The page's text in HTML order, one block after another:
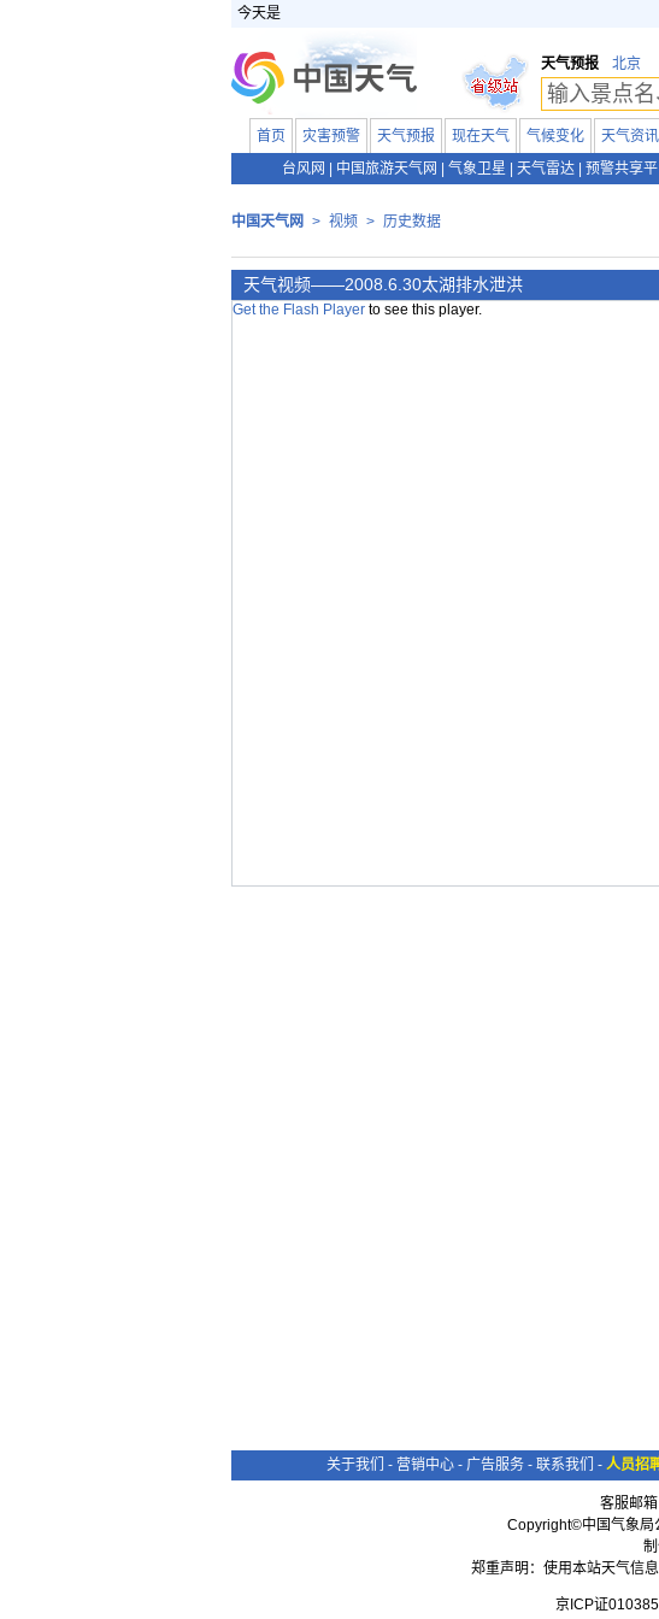
今天是
天气预报 北京
首页 灾害预警 天气预报 现在天气 气候变化 天气资讯
台风网
中国旅游天气网 气象卫星 天气雷达 预警共享
中国天气网 > 视频 > 历史数据
天气视频——2008.6.30太湖排水泄洪
Get the Flash Player to see this player.
关于我们 - 营销中心 - 广告服务 - 联系我们 - 人员招
客服邮箱
Copyright©中国气象局
郑重声明：使用本站天气信
京ICP证